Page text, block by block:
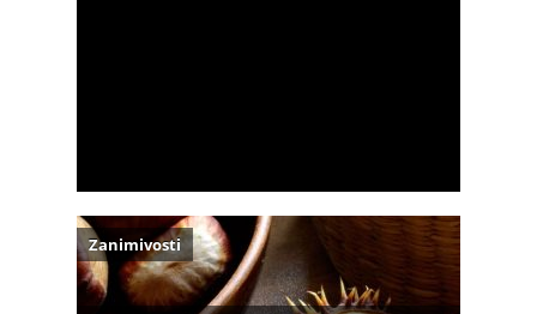
Zanimivosti